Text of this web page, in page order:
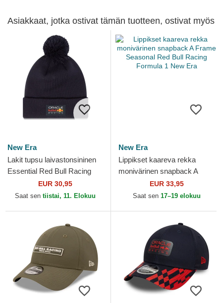
Asiakkaat, jotka ostivat tämän tuotteen, ostivat myös
New Era
Lakit tupsu laivastonsininen
Essential Red Bull Racing
Formula 1 New Era
EUR 30,95
Saat sen tiistai, 11. Elokuu
New Era
Lippikset kaareva rekka
monivärinen snapback A
Frame Seasonal Red Bull
Racing Formula 1 New Era
EUR 33,95
Saat sen 17–19 elokuu